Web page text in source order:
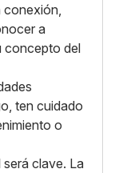
conexión,
a
concepto del
ten cuidado
o
será clave. La